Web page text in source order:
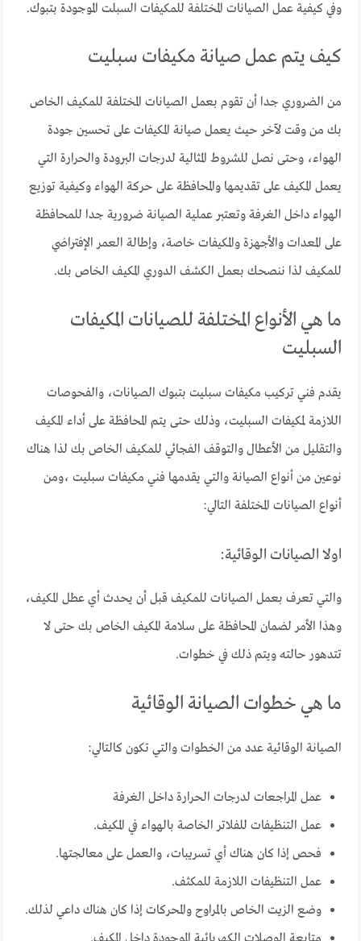
وفي كيفية عمل الصيانات المختلفة للمكيفات السبلت الموجودة بتبوك.
كيف يتم عمل صيانة مكيفات سبليت
من الضروري جدا أن تقوم بعمل الصيانات المختلفة للمكيف الخاص
بك من وقت لآخر حيث يعمل صيانة المكيفات على تحسين جودة
الهواء، وحتى نصل للشروط المثالية لدرجات البرودة والحرارة التي
يعمل المكيف على تقديمها والمحافظة على حركة الهواء وكيفية توزيع
الهواء داخل الغرفة وتعتبر عملية الصيانة ضرورية جدا للمحافظة
على المعدات والأجهزة والمكيفات خاصة، وإطالة العمر الإفتراضي
للمكيف لذا ننصحك بعمل الكشف الدوري المكيف الخاص بك.
ما هي الأنواع المختلفة للصيانات المكيفات
السبليت
يقدم فني تركيب مكيفات سبليت بتبوك الصيانات، والفحوصات
اللازمة لمكيفات السبليت، وذلك حتى يتم المحافظة على أداء المكيف
والتقليل من الأعطال والتوقف الفجائي للمكيف الخاص بك لذا هناك
نوعين من أنواع الصيانة والتي يقدمها فني مكيفات سبليت ،ومن
أنواع الصيانات المختلفة التالي:
اولا الصيانات الوقائية:
والتي تعرف بعمل الصيانات للمكيف قبل أن يحدث أي عطل المكيف،
وهذا الأمر لضمان المحافظة على سلامة المكيف الخاص بك حتى لا
تتدهور حالته ويتم ذلك في خطوات.
ما هي خطوات الصيانة الوقائية
الصيانة الوقائية عدد من الخطوات والتي تكون كالتالي:
عمل المراجعات لدرجات الحرارة داخل الغرفة
عمل التنظيفات للفلاتر الخاصة بالهواء في المكيف.
فحص إذا كان هناك أي تسريبات، والعمل على معالجتها.
عمل التنظيفات اللازمة للمكثف.
وضع الزيت الخاص بالمراوح والمحركات إذا كان هناك داعي لذلك.